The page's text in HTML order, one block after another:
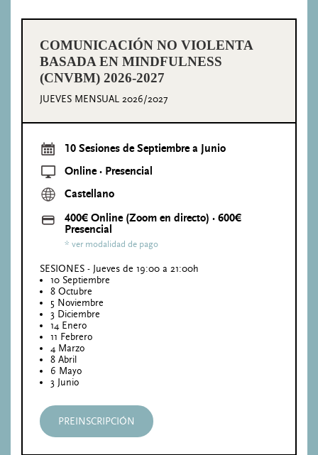
COMUNICACIÓN NO VIOLENTA
BASADA EN MINDFULNESS
(CNVBM) 2026-2027
JUEVES MENSUAL 2026/2027
10 Sesiones de Septiembre a Junio
Online · Presencial
Castellano
400€ Online (Zoom en directo) · 600€
Presencial
* ver modalidad de pago
SESIONES - Jueves de 19:00 a 21:00h
10 Septiembre
8 Octubre
5 Noviembre
3 Diciembre
14 Enero
11 Febrero
4 Marzo
8 Abril
6 Mayo
3 Junio
PREINSCRIPCIÓN